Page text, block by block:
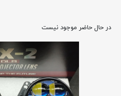
در حال حاضر موجود نیست